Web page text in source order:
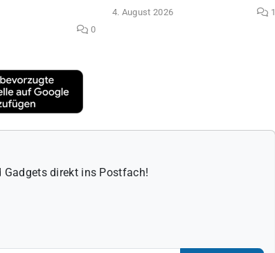
0
4. August 2026 1
direkt ins Postfach!